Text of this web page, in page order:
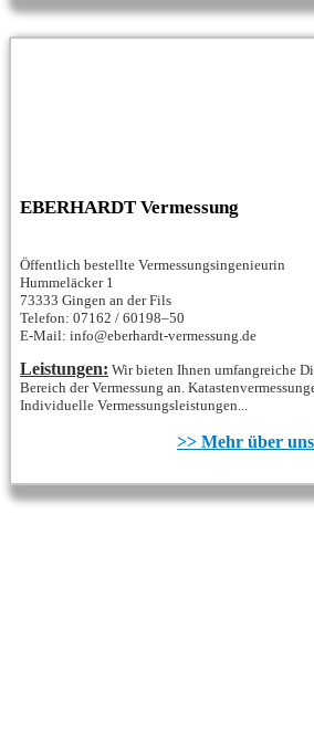
EBERHARDT Vermessung
Öffentlich bestellte Vermessungsingenieurin
Hummeläcker 1
73333 Gingen an der Fils
Telefon: 07162 / 60198–50
E-Mail: info@eberhardt-vermessung.de
Leistungen: Wir bieten Ihnen umfangreiche
Bereich der Vermessung an.
Individuelle Vermessungsleistungen...
>> Mehr über